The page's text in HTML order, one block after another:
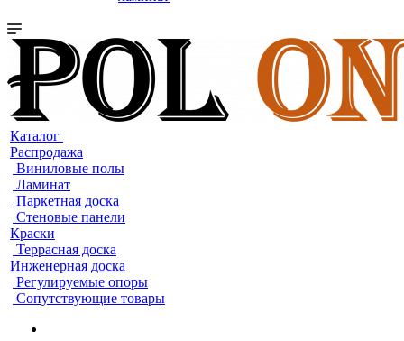
Каталог
Распродажа
Виниловые полы
Ламинат
Паркетная доска
Стеновые панели
Краски
Террасная доска
Инженерная доска
Регулируемые опоры
Сопутствующие товары